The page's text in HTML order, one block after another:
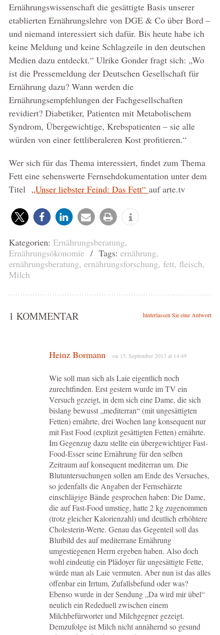
Ernährungswissenschaft die gesättigte Basis unserer
etablierten Ernährungslehre von DGE & Co über Bord –
und niemand interessiert sich dafür. Bis heute habe ich
keine Meldung und keine Schlagzeile in den deutschen
Medien dazu entdeckt.“ Ulrike Gonder fragt sich: „Wo
ist die Pressemeldung der Deutschen Gesellschaft für
Ernährung dazu? Wann werden die
Ernährungsempfehlungen der Fachgesellschaften
revidiert? Diabetiker, Patienten mit Metabolischem
Syndrom, Übergewichtige, Krebspatienten – sie alle
würden von einer fettliberaleren Kost profitieren.“
Wer sich für das Thema interessiert, findet zum Thema
Fett eine sehenswerte Fernsehdokumentation unter dem
Titel „Unser liebster Feind: Das Fett“ auf arte.tv
Kategorien: Ernährungsberatung,
Ernährungsökonomie/ Tags: ernährung,
ernährungsberatung, ernährungsforschung, fett, fleisch,
Milch
hinterlassen Sie eine Antwort
1 KOMMENTAR
Heinz Bormann on 15. September 2013 at 14:49
Wie soll man sich als Laie eigentlich noch
zurechtfinden. Erst gestern wurde im TV ein
Versuch gezeigt, in dem sich eine Dame, die sich
bislang bewusst „mediterran“ (mit ungesättigten
Fetten) ernährte, drei Wochen lang konsequent nur
mit Fast Food (explizit gesättigten Fetten) ernährte.
Im Gegenzug dazu stellte ein übergewichtiger Fast-
Food-Esser seine Ernährung für den selben
Zeitraum auf konsequent mediterran um. Die
Blutuntersuchungen sollen am Ende des Versuches,
so jedenfalls die Angaben der Fernsehärzte
einschlägige Bände gesprochen haben: Die Dame,
die auf Fast-Food umstieg, hatte 2 kg zugenommen
(trotz gleicher Kalorienzahl) und deutlich erhöhtere
Cholesterin-Werte. Genau das Gegenteil soll das
Blutbild des auf mediterrane Ernährung
umgestiegenen Herrn ergeben haben. Also doch
wohl eindeutig ein Plädoyer für ungesättigte Fette,
würde man als Laie vermuten. Aber nun ist das alles
offenbar ein Irrtum, Zufallsbefund oder was?
Ebenso wurde in der Sendung „Da wird mir übel“
neulich ein Rededuell zwischen einem
Milchbefürworter und Milchgegner gezeigt.
Demzufolge ist Milch nicht annähernd so gesund